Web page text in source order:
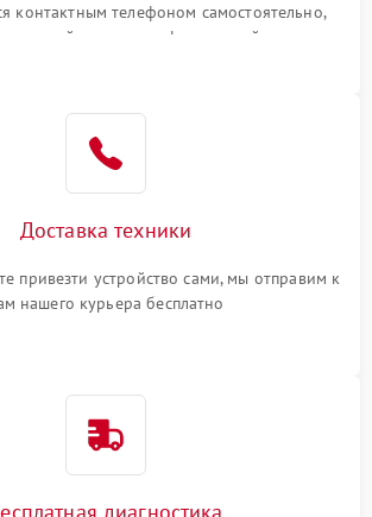
контактным телефоном самостоятельно,
свой номер телефона на сайте
Доставка техники
привезти устройство сами, мы отправим к
нашего курьера бесплатно